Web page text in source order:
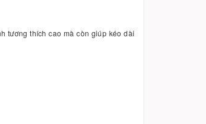
tương thích cao mà còn giúp kéo dài